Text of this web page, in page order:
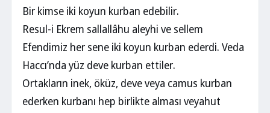
Bir kimse iki koyun kurban edebilir.
Resul-i Ekrem sallallâhu aleyhi ve sellem
Efendimiz her sene iki koyun kurban ederdi. Veda
Haccı’nda yüz deve kurban ettiler.
Ortakların inek, öküz, deve veya camus kurban
ederken kurbanı hep birlikte alması veyahut